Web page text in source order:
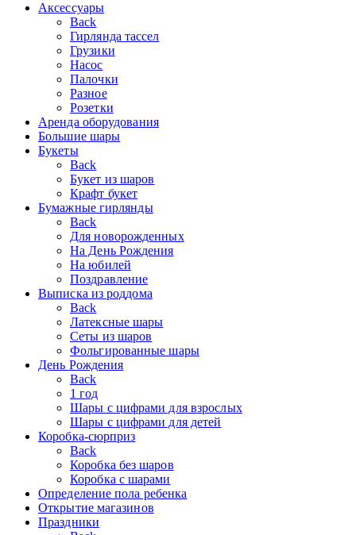
Аксессуары
Back
Гирлянда тассел
Грузики
Насос
Палочки
Разное
Розетки
Аренда оборудования
Большие шары
Букеты
Back
Букет из шаров
Крафт букет
Бумажные гирлянды
Back
Для новорожденных
На День Рождения
На юбилей
Поздравление
Выписка из роддома
Back
Латексные шары
Сеты из шаров
Фольгированные шары
День Рождения
Back
1 год
Шары с цифрами для взрослых
Шары с цифрами для детей
Коробка-сюрприз
Back
Коробка без шаров
Коробка с шарами
Определение пола ребенка
Открытие магазинов
Праздники